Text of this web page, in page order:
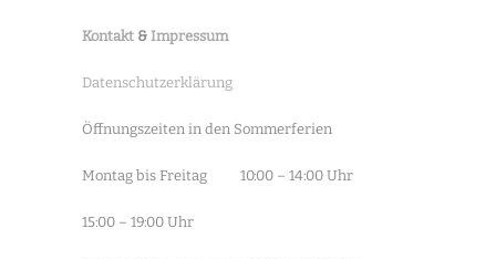
Kontakt & Impressum
Datenschutzerklärung
Öffnungszeiten in den Sommerferien
Montag bis Freitag 10:00 – 14:00 Uhr
15:00 – 19:00 Uhr